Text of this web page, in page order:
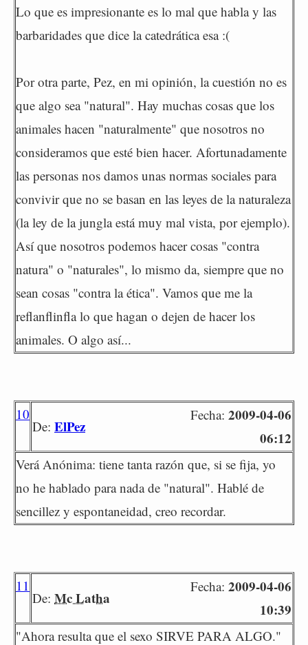
Lo que es impresionante es lo mal que habla y las
barbaridades que dice la catedrática esa :(
Por otra parte, Pez, en mi opinión, la cuestión no es
que algo sea "natural". Hay muchas cosas que los
animales hacen "naturalmente" que nosotros no
consideramos que esté bien hacer. Afortunadamente
las personas nos damos unas normas sociales para
convivir que no se basan en las leyes de la naturaleza
(la ley de la jungla está muy mal vista, por ejemplo).
Así que nosotros podemos hacer cosas "contra
natura" o "naturales", lo mismo da, siempre que no
sean cosas "contra la ética". Vamos que me la
reflanflinfla lo que hagan o dejen de hacer los
animales. O algo así...
10
De: ElPez
Fecha: 2009-04-06
06:12
Verá Anónima: tiene tanta razón que, si se fija, yo
no he hablado para nada de "natural". Hablé de
sencillez y espontaneidad, creo recordar.
11
De: Mc Latha
Fecha: 2009-04-06
10:39
"Ahora resulta que el sexo SIRVE PARA ALGO."